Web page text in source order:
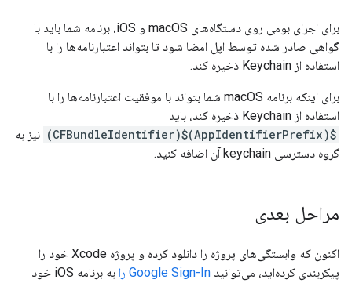
برای اجرای بومی روی دستگاه‌های macOS و iOS، برنامه شما باید با
گواهی صادر شده توسط اپل امضا شود تا بتواند اعتبارنامه‌ها را با
استفاده از Keychain ذخیره کند.
برای اینکه برنامه macOS شما بتواند با موفقیت اعتبارنامه‌ها را با
استفاده از Keychain ذخیره کند، باید
$(AppIdentifierPrefix)$(CFBundleIdentifier)
نیز به
گروه دسترسی keychain آن اضافه کنید.
مراحل بعدی
اکنون که وابستگی‌های پروژه را دانلود کرده و پروژه Xcode خود را
پیکربندی کرده‌اید، می‌توانید Google Sign-In را
به برنامه iOS خود